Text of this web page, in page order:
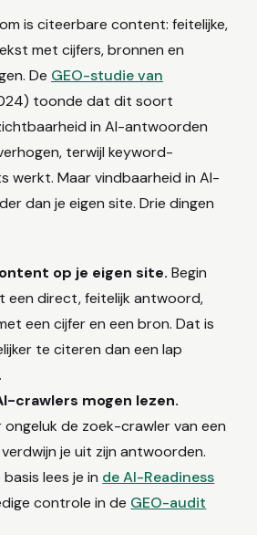
is citeerbare content: feitelijke,
met cijfers, bronnen en
De GEO-studie van
toonde dat dit soort
in AI-antwoorden
terwijl keyword-
werkt. Maar vindbaarheid in AI-
dan je eigen site. Drie dingen
op je eigen site. Begin
een direct, feitelijk antwoord,
een cijfer en een bron. Dat is
te citeren dan een lap
crawlers mogen lezen.
ongeluk de zoek-crawler van een
je uit zijn antwoorden.
lees je in de AI-Readiness
controle in de GEO-audit